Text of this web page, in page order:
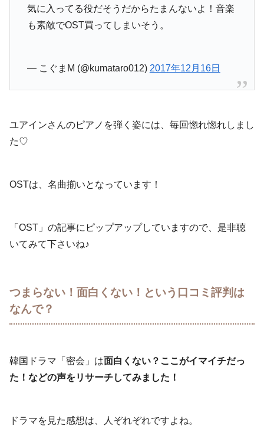
気に入ってる役だそうだからたまんないよ！音楽
も素敵でOST買ってしまいそう。
— こぐまM (@kumataro012) 2017年12月16日
ユアインさんのピアノを弾く姿には、毎回惚れ惚れしまし
た♡
OSTは、名曲揃いとなっています！
「OST」の記事にピップアップしていますので、是非聴
いてみて下さいね♪
つまらない！面白くない！という口コミ評判は
なんで？
韓国ドラマ「密会」は面白くない？ここがイマイチだっ
た！などの声をリサーチしてみました！
ドラマを見た感想は、人ぞれぞれですよね。